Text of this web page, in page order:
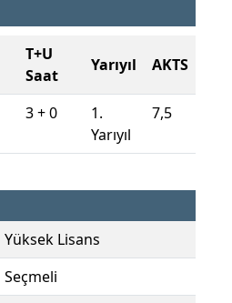
T+U
Saat
Yarıyıl AKTS
3 + 0
1.
Yarıyıl
7,5
Yüksek Lisans
Seçmeli